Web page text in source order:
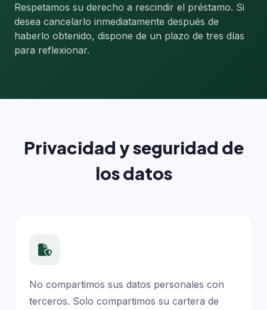
Respetamos su derecho a rescindir el préstamo. Si
desea cancelarlo inmediatamente después de
haberlo obtenido, dispone de un plazo de tres días
para reflexionar.
Privacidad y seguridad de
los datos
No compartimos sus datos personales con
terceros. Solo compartimos su cartera de